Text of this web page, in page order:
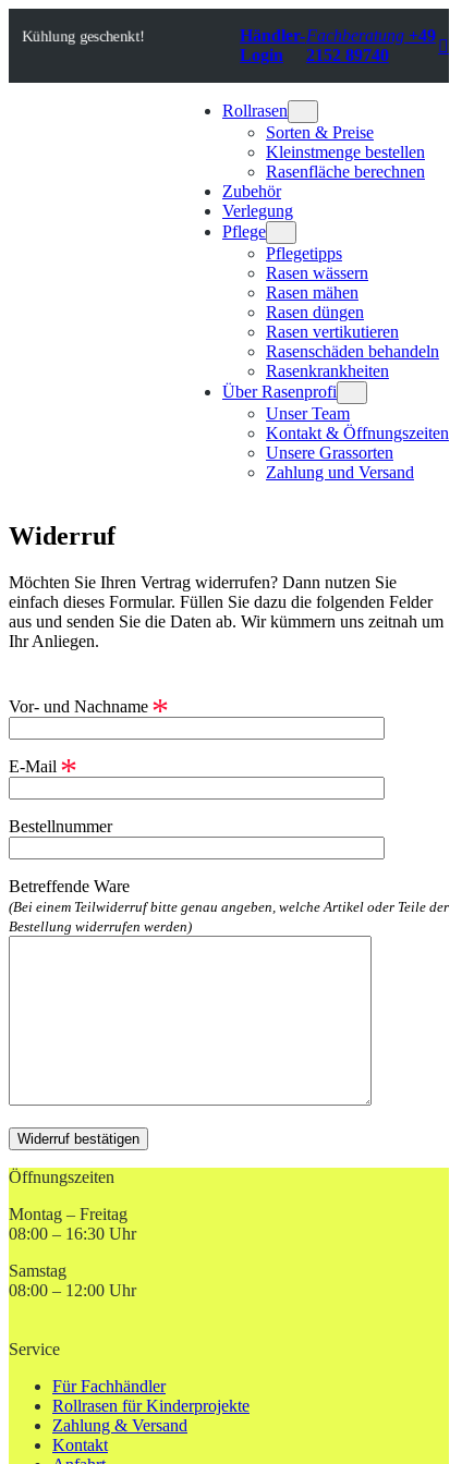
Inhalt
Kühlung geschenkt!
Händler-
Login
Fachberatung +49
2152 89740

Rollrasen
Sorten & Preise
Kleinstmenge bestellen
Rasenfläche berechnen
Zubehör
Verlegung
Pflege
Pflegetipps
Rasen wässern
Rasen mähen
Rasen düngen
Rasen vertikutieren
Rasenschäden behandeln
Rasenkrankheiten
Über Rasenprofi
Unser Team
Kontakt & Öffnungszeiten
Unsere Grassorten
Zahlung und Versand
Widerruf
Möchten Sie Ihren Vertrag widerrufen? Dann nutzen Sie
einfach dieses Formular. Füllen Sie dazu die folgenden Felder
aus und senden Sie die Daten ab. Wir kümmern uns zeitnah um
Ihr Anliegen.
Vor- und Nachname*
E-Mail *
Bestellnummer
Betreffende Ware
(Bei einem Teilwiderruf bitte genau angeben, welche Artikel oder Teile der
Bestellung widerrufen werden)
Öffnungszeiten
Montag – Freitag
08:00 – 16:30 Uhr
Samstag
08:00 – 12:00 Uhr
Service
Für Fachhändler
Rollrasen für Kinderprojekte
Zahlung & Versand
Kontakt